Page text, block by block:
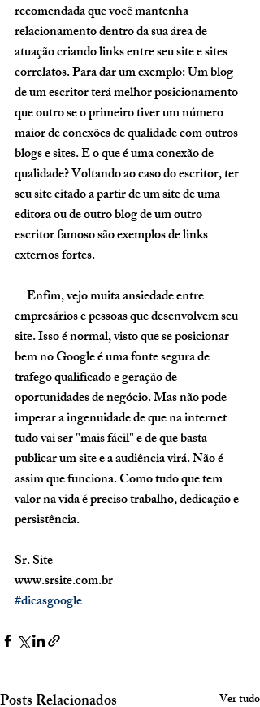
recomendada que você mantenha
relacionamento dentro da sua área de
atuação criando links entre seu site e sites
correlatos. Para dar um exemplo: Um blog
de um escritor terá melhor posicionamento
que outro se o primeiro tiver um número
maior de conexões de qualidade com outros
blogs e sites. E o que é uma conexão de
qualidade? Voltando ao caso do escritor, ter
seu site citado a partir de um site de uma
editora ou de outro blog de um outro
escritor famoso são exemplos de links
externos fortes.
empresários e pessoas que desenvolvem seu
site. Isso é normal, visto que se posicionar
bem no Google é uma fonte segura de
trafego qualificado e geração de
oportunidades de negócio. Mas não pode
imperar a ingenuidade de que na internet
tudo vai ser "mais fácil" e de que basta
publicar um site e a audiência virá. Não é
assim que funciona. Como tudo que tem
valor na vida é preciso trabalho, dedicação e
persistência.
Sr. Site
www.srsite.com.br
#dicasgoogle
Ver tudo